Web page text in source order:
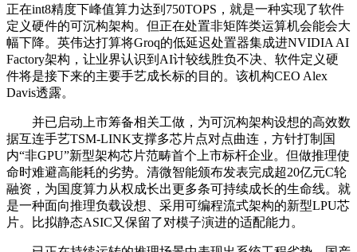
正在int8精度下峰值算力达到750TOPS，就是一种实现了软件
定义硬件的可沉构架构。但正在处置非矩阵类运算机会能会大
幅下降。英伟达打算将Groq的低延迟处置器集成进NVIDIA AI
Factory架构，让业界认识到AI计较线胜负不决、软件定义硬
件将是接下来的主要手艺成长标的目的。该机构CEO Alex
Davis透露。
并已启动上市筹备相关工做，为可沉构架构设想的高效数
据互连手艺TSM-LINK支撑多芯片点对点曲连，方针打制国
内“非GPU”新型架构芯片范畴首个上市标杆企业。但做推理使
命时难避高能耗的劣势。清微智能颁布发表完成超20亿元C轮
融资，为国度算力从权成长出更多条可持续成长的生命线。就
是一种面向推理负载设想、采用可编程流式架构的新型LPU芯
片。比拟静态ASIC又保留了对模子演进的适配能力。